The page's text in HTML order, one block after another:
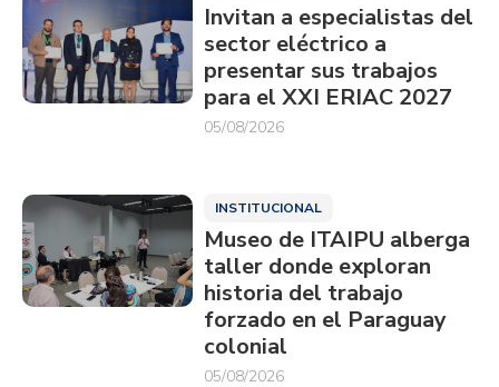
Invitan a especialistas del
sector eléctrico a
presentar sus trabajos
para el XXI ERIAC 2027
05/08/2026
INSTITUCIONAL
Museo de ITAIPU alberga
taller donde exploran
historia del trabajo
forzado en el Paraguay
colonial
05/08/2026